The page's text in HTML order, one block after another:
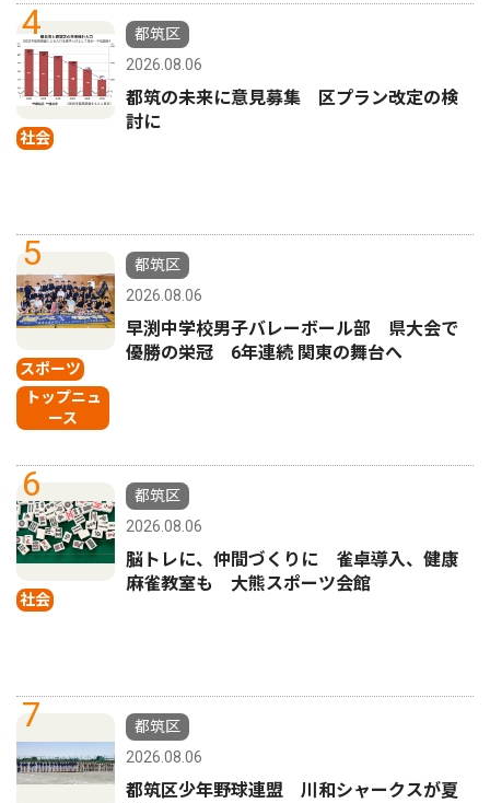
4
社会
都筑区
2026.08.06
都筑の未来に意見募集 区プラン改定の検
討に
5
スポーツ
トップニュ
ース
都筑区
2026.08.06
早渕中学校男子バレーボール部 県大会で
優勝の栄冠 6年連続 関東の舞台へ
6
社会
都筑区
2026.08.06
脳トレに、仲間づくりに 雀卓導入、健康
麻雀教室も 大熊スポーツ会館
7
都筑区
2026.08.06
都筑区少年野球連盟 川和シャークスが夏